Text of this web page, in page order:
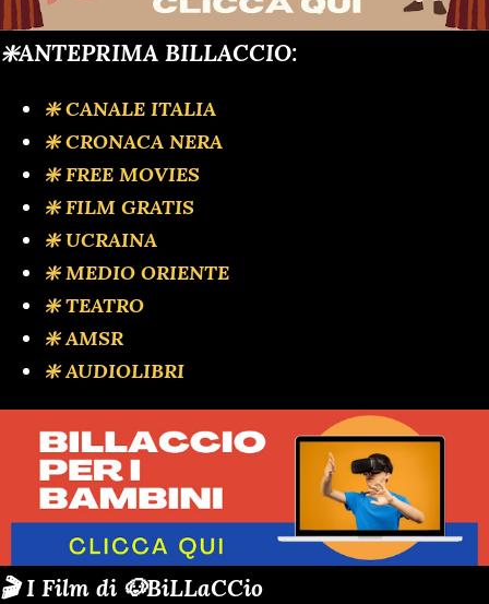
❇️ANTEPRIMA BILLACCIO:
❇️ CANALE ITALIA
❇️ CRONACA NERA
❇️ FREE MOVIES
❇️ FILM GRATIS
❇️ UCRAINA
❇️ MEDIO ORIENTE
❇️ TEATRO
❇️ AMSR
❇️ AUDIOLIBRI
🎬 I Film di 🐶BiLLaCCio